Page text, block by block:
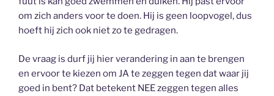
om zich anders voor te doen. Hij is geen loopvogel, dus
hoeft hij zich ook niet zo te gedragen.
De vraag is durf jij hier verandering in aan te brengen
en ervoor te kiezen om JA te zeggen tegen dat waar jij
goed in bent? Dat betekent NEE zeggen tegen alles